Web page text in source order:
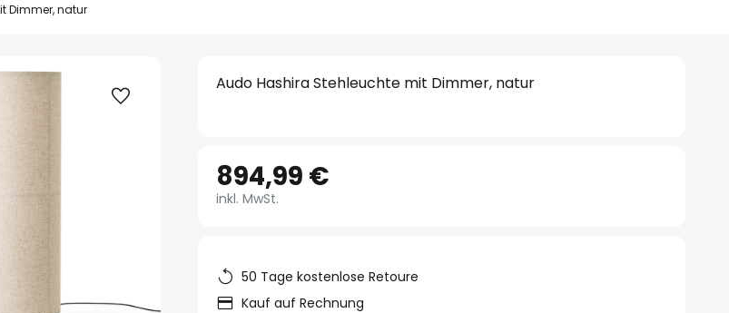
Dimmer, natur
Audo Hashira Stehleuchte mit Dimmer, natur
894,99 €
inkl. MwSt.
50 Tage kostenlose Retoure
Kauf auf Rechnung